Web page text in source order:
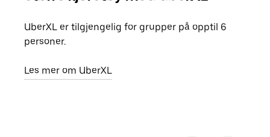
UberXL er tilgjengelig for grupper på opptil 6
personer.
Les mer om UberXL